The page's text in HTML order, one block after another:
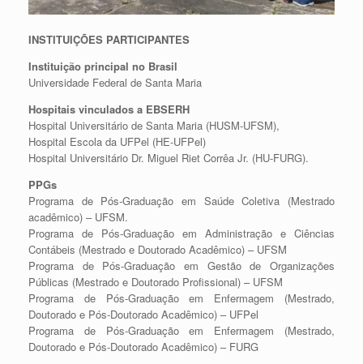
INSTITUIÇÕES PARTICIPANTES
Instituição principal no Brasil
Universidade Federal de Santa Maria
Hospitais vinculados a EBSERH
Hospital Universitário de Santa Maria (HUSM-UFSM),
Hospital Escola da UFPel (HE-UFPel)
Hospital Universitário Dr. Miguel Riet Corrêa Jr. (HU-FURG).
PPGs
Programa de Pós-Graduação em Saúde Coletiva (Mestrado
acadêmico) – UFSM.
Programa de Pós-Graduação em Administração e Ciências
Contábeis (Mestrado e Doutorado Acadêmico) – UFSM
Programa de Pós-Graduação em Gestão de Organizações
Públicas (Mestrado e Doutorado Profissional) – UFSM
Programa de Pós-Graduação em Enfermagem (Mestrado,
Doutorado e Pós-Doutorado Acadêmico) – UFPel
Programa de Pós-Graduação em Enfermagem (Mestrado,
Doutorado e Pós-Doutorado Acadêmico) – FURG